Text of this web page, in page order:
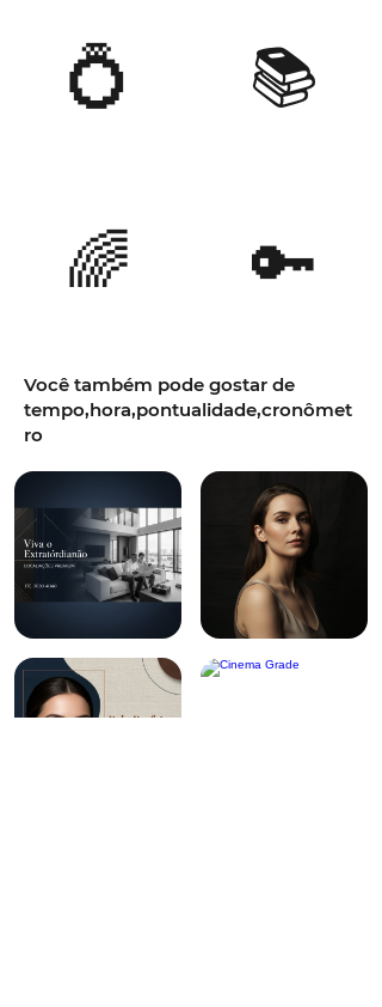
💍
🌈
📚
🔑
Você também pode gostar de
tempo,hora,pontualidade,cronômet
ro